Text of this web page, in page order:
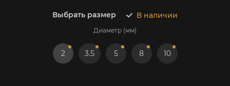
Выбрать размер В наличии
Диаметр (мм)
2 3.5 5 8 10